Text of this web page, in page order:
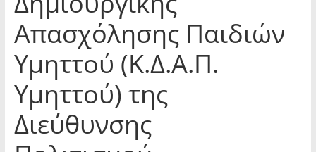
Απασχόλησης Παιδιών
Υμηττού (Κ.Δ.Α.Π.
Υμηττού) της
Διεύθυνσης